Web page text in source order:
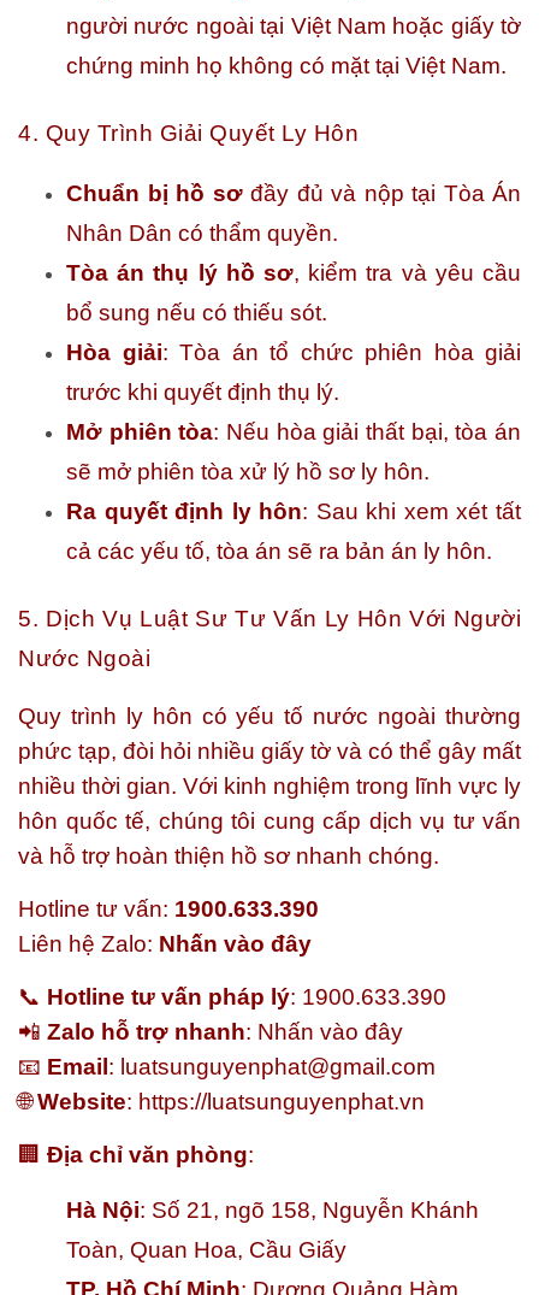
người nước ngoài tại Việt Nam hoặc giấy tờ
chứng minh họ không có mặt tại Việt Nam.
4. Quy Trình Giải Quyết Ly Hôn
Chuẩn bị hồ sơđầy đủ và nộp tại Tòa Án
Nhân Dân có thẩm quyền.
Tòa án thụ lý hồ sơ, kiểm tra và yêu cầu
bổ sung nếu có thiếu sót.
Hòa giải: Tòa án tổ chức phiên hòa giải
trước khi quyết định thụ lý.
Mở phiên tòa: Nếu hòa giải thất bại, tòa án
sẽ mở phiên tòa xử lý hồ sơ ly hôn.
Ra quyết định ly hôn: Sau khi xem xét tất
cả các yếu tố, tòa án sẽ ra bản án ly hôn.
5. Dịch Vụ Luật Sư Tư Vấn Ly Hôn Với Người
Nước Ngoài
Quy trình ly hôn có yếu tố nước ngoài thường
phức tạp, đòi hỏi nhiều giấy tờ và có thể gây mất
nhiều thời gian. Với kinh nghiệm trong lĩnh vực ly
hôn quốc tế, chúng tôi cung cấp dịch vụ tư vấn
và hỗ trợ hoàn thiện hồ sơ nhanh chóng.
Hotline tư vấn: 1900.633.390
Liên hệ Zalo: Nhấn vào đây
📞 Hotline tư vấn pháp lý: 1900.633.390
📲 Zalo hỗ trợ nhanh: Nhấn vào đây
📧 Email : luatsunguyenphat@gmail.com
🌐Website: https://luatsunguyenphat.vn
🏢 Địa chỉ văn phòng:
Hà Nội: Số 21, ngõ 158, Nguyễn Khánh
Toàn, Quan Hoa, Cầu Giấy
TP. Hồ Chí Minh: Dương Quảng Hàm,